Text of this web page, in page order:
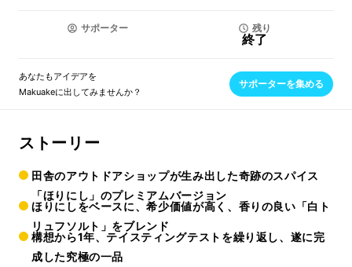
サポーター 残り
終了
あなたもアイデアを
Makuakeに出してみませんか？
サポーターを集める
ストーリー
田舎のアウトドアショップが生み出した奇跡のスパイス
「ほりにし」のプレミアムバージョン
ほりにしをベースに、希少価値が高く、香りの良い「白ト
リュフソルト」をブレンド
構想から1年、テイスティングテストを繰り返し、遂に完
成した究極の一品